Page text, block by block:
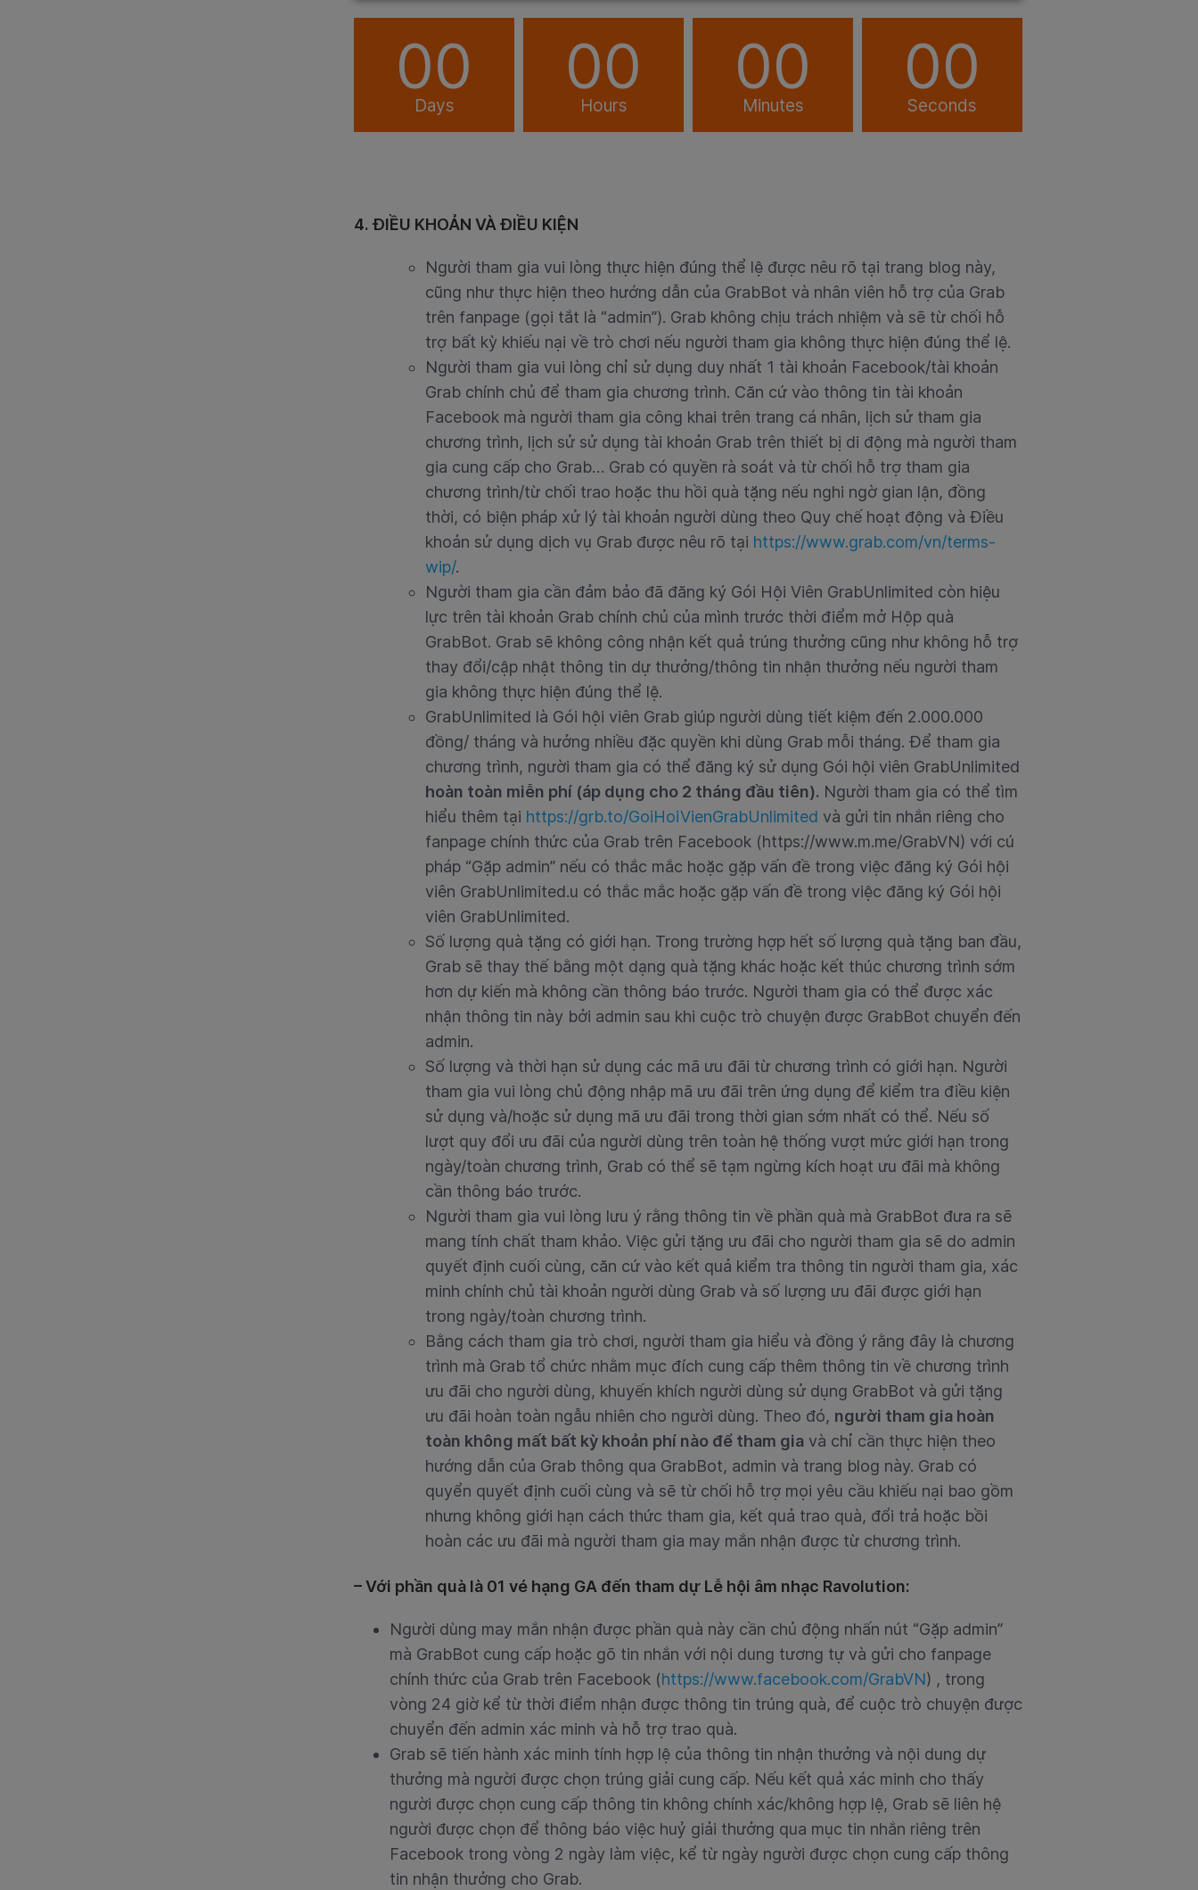
00
Days
00
Hours
00
Minutes
00
Seconds
4. ĐIỀU KHOẢN VÀ ĐIỀU KIỆN
Người tham gia vui lòng thực hiện đúng thể lệ được nêu rõ tại trang blog này,
cũng như thực hiện theo hướng dẫn của GrabBot và nhân viên hỗ trợ của Grab
trên fanpage (gọi tắt là “admin”). Grab không chịu trách nhiệm và sẽ từ chối hỗ
trợ bất kỳ khiếu nại về trò chơi nếu người tham gia không thực hiện đúng thể lệ.
Người tham gia vui lòng chỉ sử dụng duy nhất 1 tài khoản Facebook/tài khoản
Grab chính chủ để tham gia chương trình. Căn cứ vào thông tin tài khoản
Facebook mà người tham gia công khai trên trang cá nhân, lịch sử tham gia
chương trình, lịch sử sử dụng tài khoản Grab trên thiết bị di động mà người tham
gia cung cấp cho Grab… Grab có quyền rà soát và từ chối hỗ trợ tham gia
chương trình/từ chối trao hoặc thu hồi quà tặng nếu nghi ngờ gian lận, đồng
thời, có biện pháp xử lý tài khoản người dùng theo Quy chế hoạt động và Điều
khoản sử dụng dịch vụ Grab được nêu rõ tại https://www.grab.com/vn/terms-
wip/.
Người tham gia cần đảm bảo đã đăng ký Gói Hội Viên GrabUnlimited còn hiệu
lực trên tài khoản Grab chính chủ của mình trước thời điểm mở Hộp quà
GrabBot. Grab sẽ không công nhận kết quả trúng thưởng cũng như không hỗ trợ
thay đổi/cập nhật thông tin dự thưởng/thông tin nhận thưởng nếu người tham
gia không thực hiện đúng thể lệ.
GrabUnlimited là Gói hội viên Grab giúp người dùng tiết kiệm đến 2.000.000
đồng/ tháng và hưởng nhiều đặc quyền khi dùng Grab mỗi tháng. Để tham gia
chương trình, người tham gia có thể đăng ký sử dụng Gói hội viên GrabUnlimited
hoàn toàn miễn phí (áp dụng cho 2 tháng đầu tiên). Người tham gia có thể tìm
hiểu thêm tại https://grb.to/GoiHoiVienGrabUnlimited và gửi tin nhắn riêng cho
fanpage chính thức của Grab trên Facebook (https://www.m.me/GrabVN) với cú
pháp “Gặp admin” nếu có thắc mắc hoặc gặp vấn đề trong việc đăng ký Gói hội
viên GrabUnlimited.u có thắc mắc hoặc gặp vấn đề trong việc đăng ký Gói hội
viên GrabUnlimited.
Số lượng quà tặng có giới hạn. Trong trường hợp hết số lượng quà tặng ban đầu,
Grab sẽ thay thế bằng một dạng quà tặng khác hoặc kết thúc chương trình sớm
hơn dự kiến mà không cần thông báo trước. Người tham gia có thể được xác
nhận thông tin này bởi admin sau khi cuộc trò chuyện được GrabBot chuyển đến
admin.
Số lượng và thời hạn sử dụng các mã ưu đãi từ chương trình có giới hạn. Người
tham gia vui lòng chủ động nhập mã ưu đãi trên ứng dụng để kiểm tra điều kiện
sử dụng và/hoặc sử dụng mã ưu đãi trong thời gian sớm nhất có thể. Nếu số
lượt quy đổi ưu đãi của người dùng trên toàn hệ thống vượt mức giới hạn trong
ngày/toàn chương trình, Grab có thể sẽ tạm ngừng kích hoạt ưu đãi mà không
cần thông báo trước.
Người tham gia vui lòng lưu ý rằng thông tin về phần quà mà GrabBot đưa ra sẽ
mang tính chất tham khảo. Việc gửi tặng ưu đãi cho người tham gia sẽ do admin
quyết định cuối cùng, căn cứ vào kết quả kiểm tra thông tin người tham gia, xác
minh chính chủ tài khoản người dùng Grab và số lượng ưu đãi được giới hạn
trong ngày/toàn chương trình.
Bằng cách tham gia trò chơi, người tham gia hiểu và đồng ý rằng đây là chương
trình mà Grab tổ chức nhằm mục đích cung cấp thêm thông tin về chương trình
ưu đãi cho người dùng, khuyến khích người dùng sử dụng GrabBot và gửi tặng
ưu đãi hoàn toàn ngẫu nhiên cho người dùng. Theo đó, người tham gia hoàn
toàn không mất bất kỳ khoản phí nào để tham gia và chỉ cần thực hiện theo
hướng dẫn của Grab thông qua GrabBot, admin và trang blog này. Grab có
quyển quyết định cuối cùng và sẽ từ chối hỗ trợ mọi yêu cầu khiếu nại bao gồm
nhưng không giới hạn cách thức tham gia, kết quả trao quà, đổi trả hoặc bồi
hoàn các ưu đãi mà người tham gia may mắn nhận được từ chương trình.
– Với phần quà là 01 vé hạng GA đến tham dự Lễ hội âm nhạc Ravolution:
Người dùng may mắn nhận được phần quà này cần chủ động nhấn nút “Gặp admin”
mà GrabBot cung cấp hoặc gõ tin nhắn với nội dung tương tự và gửi cho fanpage
chính thức của Grab trên Facebook (https://www.facebook.com/GrabVN) , trong
vòng 24 giờ kể từ thời điểm nhận được thông tin trúng quà, để cuộc trò chuyện được
chuyển đến admin xác minh và hỗ trợ trao quà.
Grab sẽ tiến hành xác minh tính hợp lệ của thông tin nhận thưởng và nội dung dự
thưởng mà người được chọn trúng giải cung cấp. Nếu kết quả xác minh cho thấy
người được chọn cung cấp thông tin không chính xác/không hợp lệ, Grab sẽ liên hệ
người được chọn để thông báo việc huỷ giải thưởng qua mục tin nhắn riêng trên
Facebook trong vòng 2 ngày làm việc, kể từ ngày người được chọn cung cấp thông
tin nhận thưởng cho Grab.